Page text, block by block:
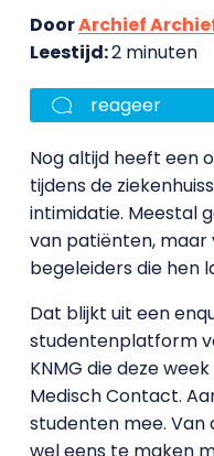
DoorArchief
Leestijd:2 minuten
reageer
Nog altijd heeft een
tijdens de
intimidatie. Meestal
van patiënten, maar
begeleiders die hen
Dat blijkt uit een
studentenplatform
KNMG die deze
Medisch Contact.
studenten mee.